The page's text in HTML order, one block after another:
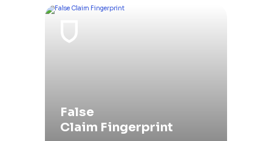
False
Claim Fingerprint